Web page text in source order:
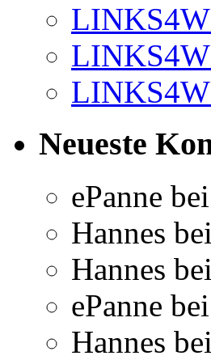
Neueste
ePanne bei
Hannes bei
Hannes bei
ePanne bei
Hannes bei